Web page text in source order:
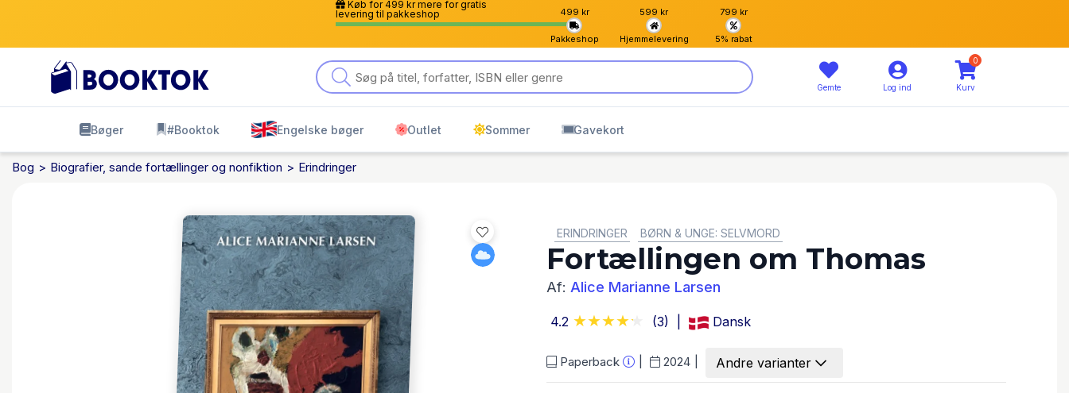
Køb for 499 kr mere for gratis
levering til pakkeshop
499 kr
Pakkeshop
599 kr
Hjemmelevering
799 kr
5% rabat
Gemte Log ind
0
Kurv
Bøger #Booktok Engelske bøger Outlet Sommer Gavekort
Bog Biografier, sande fortællinger og nonfiktion Erindringer
ERINDRINGER
BØRN & UNGE: SELVMORD
Fortællingen om Thomas
Af: Alice Marianne Larsen
4.2 (3) Dansk
Paperback 2024 Andre varianter